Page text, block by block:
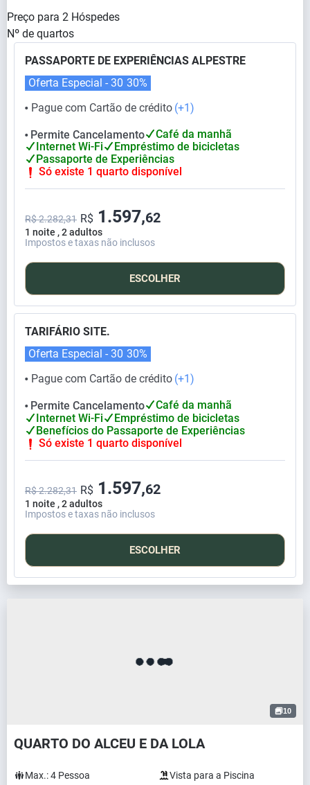
Preço para 2 Hóspedes
Nº de quartos
PASSAPORTE DE EXPERIÊNCIAS ALPESTRE
⬤ Pague com Cartão de crédito (+1)
Oferta Especial - 30 30%
⬤ Permite Cancelamento
Café da manhã
Internet Wi-Fi
Empréstimo de bicicletas
Passaporte de Experiências
Só existe 1 quarto disponível
1 noite , 2 adultos
R$ 2.282,31 R$ 1.597,62
Impostos e taxas não inclusos
ESCOLHER
TARIFÁRIO SITE.
⬤ Pague com Cartão de crédito (+1)
Oferta Especial - 30 30%
⬤ Permite Cancelamento
Café da manhã
Internet Wi-Fi
Empréstimo de bicicletas
Benefícios do Passaporte de Experiências
Só existe 1 quarto disponível
1 noite , 2 adultos
R$ 2.282,31 R$ 1.597,62
Impostos e taxas não inclusos
ESCOLHER
10
QUARTO DO ALCEU E DA LOLA
Max.:4 Pessoa
Vista para a Piscina